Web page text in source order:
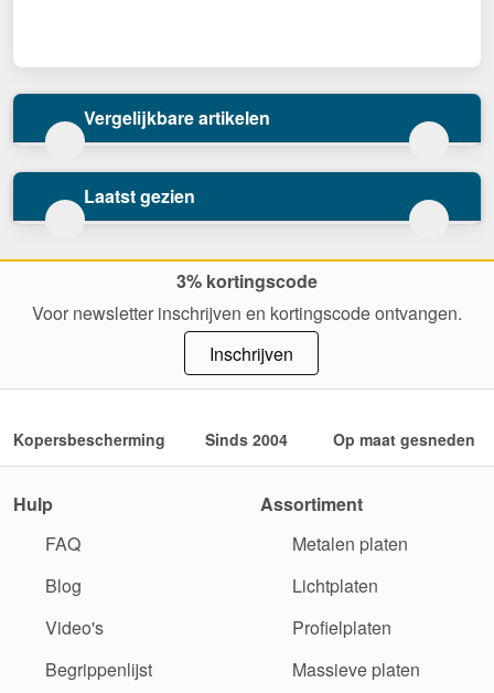
Vergelijkbare artikelen
Laatst gezien
3% kortingscode
Voor newsletter inschrijven en kortingscode ontvangen.
Inschrijven
Kopersbescherming Sinds 2004 Op maat gesneden
Hulp
FAQ
Blog
Video's
Begrippenlijst
Assortiment
Metalen platen
Lichtplaten
Profielplaten
Massieve platen